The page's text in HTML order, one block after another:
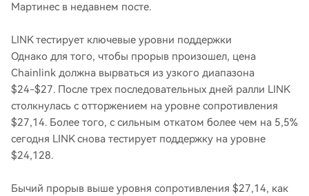
Мартинес в недавнем посте.
LINK тестирует ключевые уровни поддержки
Однако для того, чтобы прорыв произошел, цена
Chainlink должна вырваться из узкого диапазона
$24-$27. После трех последовательных дней ралли LINK
столкнулась с отторжением на уровне сопротивления
$27,14. Более того, с сильным откатом более чем на 5,5%
сегодня LINK снова тестирует поддержку на уровне
$24,128.
Бычий прорыв выше уровня сопротивления $27,14, как